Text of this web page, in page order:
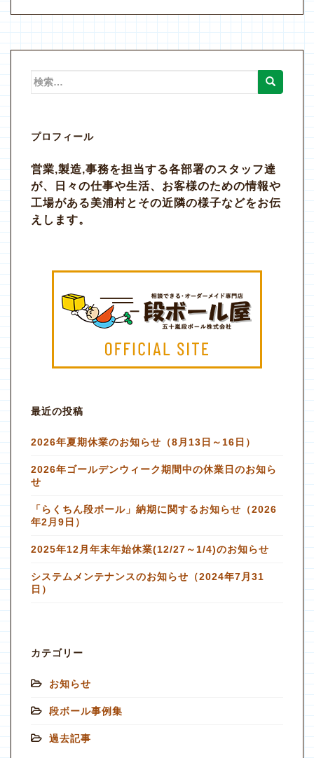
検
プロフィール
営業,製造,事務を担当する各部署のスタッフ達
が、日々の仕事や生活、お客様のための情報や
工場がある美浦村とその近隣の様子などをお伝
えします。
最近の投稿
2026年夏期休業のお知らせ（8月13日～16日）
2026年ゴールデンウィーク期間中の休業日のお知ら
せ
「らくちん段ボール」納期に関するお知らせ（2026
年2月9日）
2025年12月年末年始休業(12/27～1/4)のお知らせ
システムメンテナンスのお知らせ（2024年7月31
日）
カテゴリー
お知らせ
段ボール事例集
過去記事